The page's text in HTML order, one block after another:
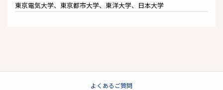
東京電気大学、東京都市大学、東洋大学、日本大学
よくあるご質問